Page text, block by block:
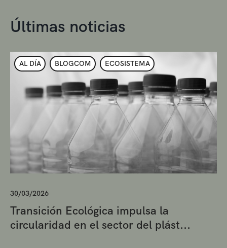
Últimas noticias
AL DÍA BLOGCOM ECOSISTEMA
30/03/2026
Transición Ecológica impulsa la
circularidad en el sector del plást...